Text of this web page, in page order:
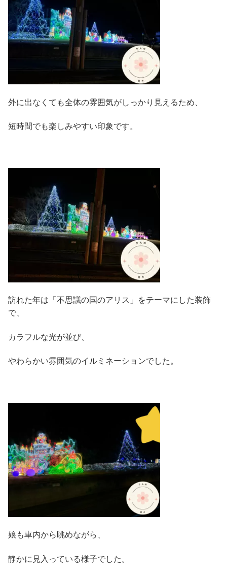
外に出なくても全体の雰囲気がしっかり見えるため、
短時間でも楽しみやすい印象です。
訪れた年は「不思議の国のアリス」をテーマにした装飾
で、
カラフルな光が並び、
やわらかい雰囲気のイルミネーションでした。
娘も車内から眺めながら、
静かに見入っている様子でした。